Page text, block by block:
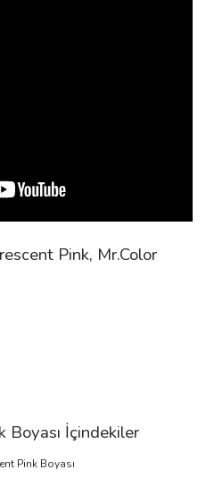
Pink, Mr.Color
Boyası İçindekiler
Pink Boyası